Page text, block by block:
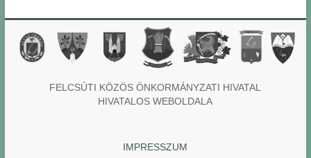
FELCSÚTI KÖZÖS ÖNKORMÁNYZATI HIVATAL
HIVATALOS WEBOLDALA
IMPRESSZUM